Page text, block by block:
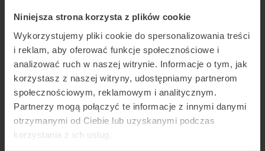
Niniejsza strona korzysta z plików cookie
Wykorzystujemy pliki cookie do spersonalizowania treści
i reklam, aby oferować funkcje społecznościowe i
analizować ruch w naszej witrynie. Informacje o tym, jak
korzystasz z naszej witryny, udostępniamy partnerom
społecznościowym, reklamowym i analitycznym.
Partnerzy mogą połączyć te informacje z innymi danymi
otrzymanymi od Ciebie lub uzyskanymi podczas
korzystania z ich usług.
Lekarz pierwszego kontaktu w 15
minut — wideo, telefon lub czat.
Nowa recepta lub
leków bez wizyty osobiście.